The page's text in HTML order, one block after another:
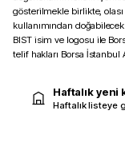
gösterilmekle birlikte,
kullanımından
BIST isim ve logosu ile
telif hakları Borsa İstanbul
Haftalık
Haftalık listeye